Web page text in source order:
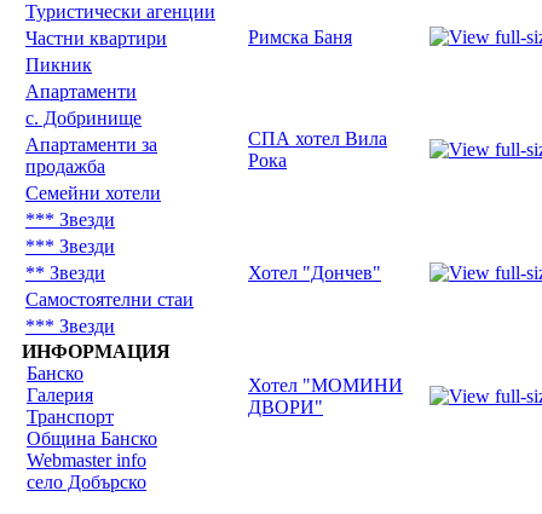
Туристически агенции
Частни квартири
Пикник
Апартаменти
с. Добринище
Апартаменти за
продажба
Семейни хотели
*** Звезди
*** Звезди
** Звезди
Самостоятелни стаи
*** Звезди
ИНФОРМАЦИЯ
Банско
Галерия
Транспорт
Община Банско
Webmaster info
село Добърско
Римска Баня
СПА хотел Вила
Рока
Хотел "Дончев"
Хотел "МОМИНИ
ДВОРИ"